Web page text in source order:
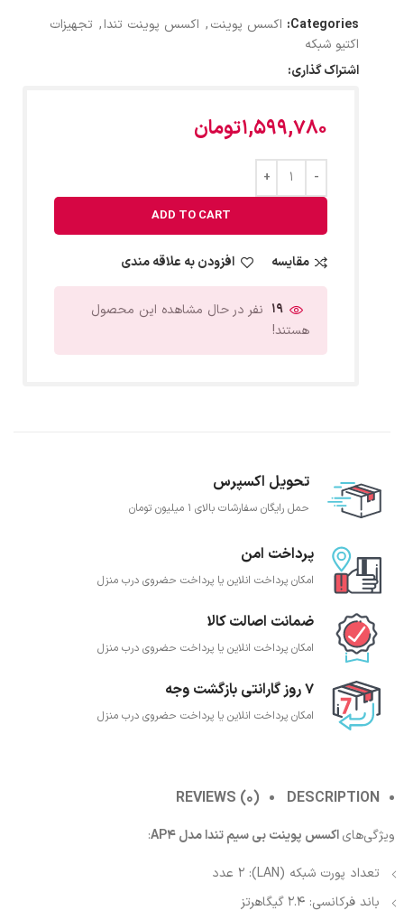
Categories: اکسس پوینت, اکسس پوینت تندا, تجهیزات
اکتیو شبکه
اشتراک گذاری:
1,599,780تومان
ADD TO CART
مقایسه افزودن به علاقه مندی
19 نفر در حال مشاهده این محصول
هستند!
تحویل اکسپرس
حمل رایگان سفارشات بالای 1 میلیون تومان
پرداخت امن
امکان پرداخت انلاین یا پرداخت حضروی درب منزل
ضمانت اصالت کالا
امکان پرداخت انلاین یا پرداخت حضروی درب منزل
7 روز گارانتی بازگشت وجه
امکان پرداخت انلاین یا پرداخت حضروی درب منزل
DESCRIPTION
REVIEWS (0)
ویژگی‌هایاکسس پوینت بی‌ سیم تندا مدل AP4
:
تعداد پورت شبکه (LAN): 2 عدد
باند فرکانسی: 2.4 گیگاهرتز